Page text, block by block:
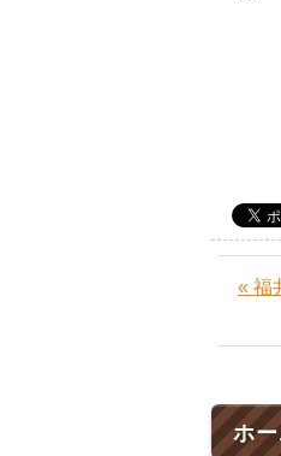
福
« 福
ホ